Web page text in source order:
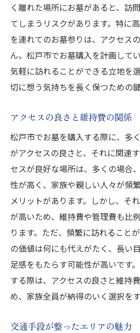
く離れた場所にお墓があると、訪
てしまうリスクがあります。特に
を連れてのお墓参りは、アクセス
ん。松戸市でお墓購入を計画して
気軽に訪れることができる立地を
切に想う気持ちを長く保つための鍵
アクセスの良さと維持費の関係
松戸市でお墓を購入する際に、多
がアクセスの良さと、それに関連
セスが良好な場所は、多くの場合
性が高く、家族や親しい人々が頻
メリットがあります。しかし、そ
が高いため、維持費や管理費も比
ります。ただ、頻繁に訪れること
の価値は何にも代えがたく、長い
足感をもたらす可能性が高いです
する際は、アクセスの良さと維持
め、家族全員が納得のいく選択を
交通手段が整ったエリアの魅力